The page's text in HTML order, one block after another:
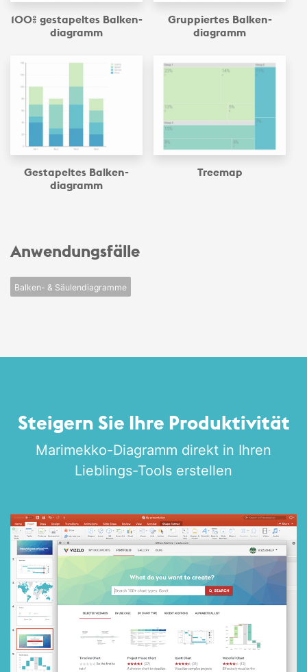
100% gestapeltes Balken­
diagramm
Gruppiertes Balken­
diagramm
Gestapeltes Balken­
diagramm
Treemap
Anwendungsfälle
Balken- & Säulendiagramme
Steigern Sie Ihre Produktivität
Marimekko-­Diagramm direkt in Ihren
Lieblings-Tools erstellen